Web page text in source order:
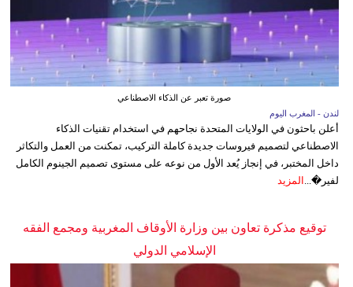
صورة تعبر عن الذكاء الاصطناعي
لندن - المغرب اليوم
أعلن باحثون في الولايات المتحدة نجاحهم في استخدام تقنيات الذكاء
الاصطناعي لتصميم فيروسات جديدة كاملة التركيب، تمكنت من العمل والتكاثر
داخل المختبر، في إنجاز يُعد الأول من نوعه على مستوى تصميم الجينوم الكامل
لفير�... المزيد
توقيع مذكرة تعاون بين وزارة الأوقاف المغربية ومجمع الفقه
الإسلامي الدولي